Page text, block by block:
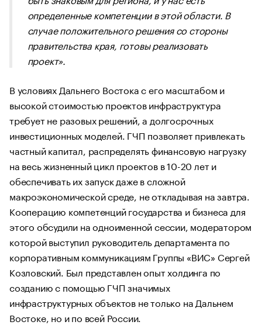
определенные компетенции в этой области. В
случае положительного решения со стороны
правительства края, готовы реализовать
проект».
В условиях Дальнего Востока с его масштабом и
высокой стоимостью проектов инфраструктура
требует не разовых решений, а долгосрочных
инвестиционных моделей. ГЧП позволяет привлекать
частный капитал, распределять финансовую нагрузку
на весь жизненный цикл проектов в 10-20 лет и
обеспечивать их запуск даже в сложной
макроэкономической среде, не откладывая на завтра.
Кооперацию компетенций государства и бизнеса для
этого обсудили на одноименной сессии, модератором
которой выступил руководитель департамента по
корпоративным коммуникациям Группы «ВИС» Сергей
Козловский. Был представлен опыт холдинга по
созданию с помощью ГЧП значимых
инфраструктурных объектов не только на Дальнем
Востоке, но и по всей России.